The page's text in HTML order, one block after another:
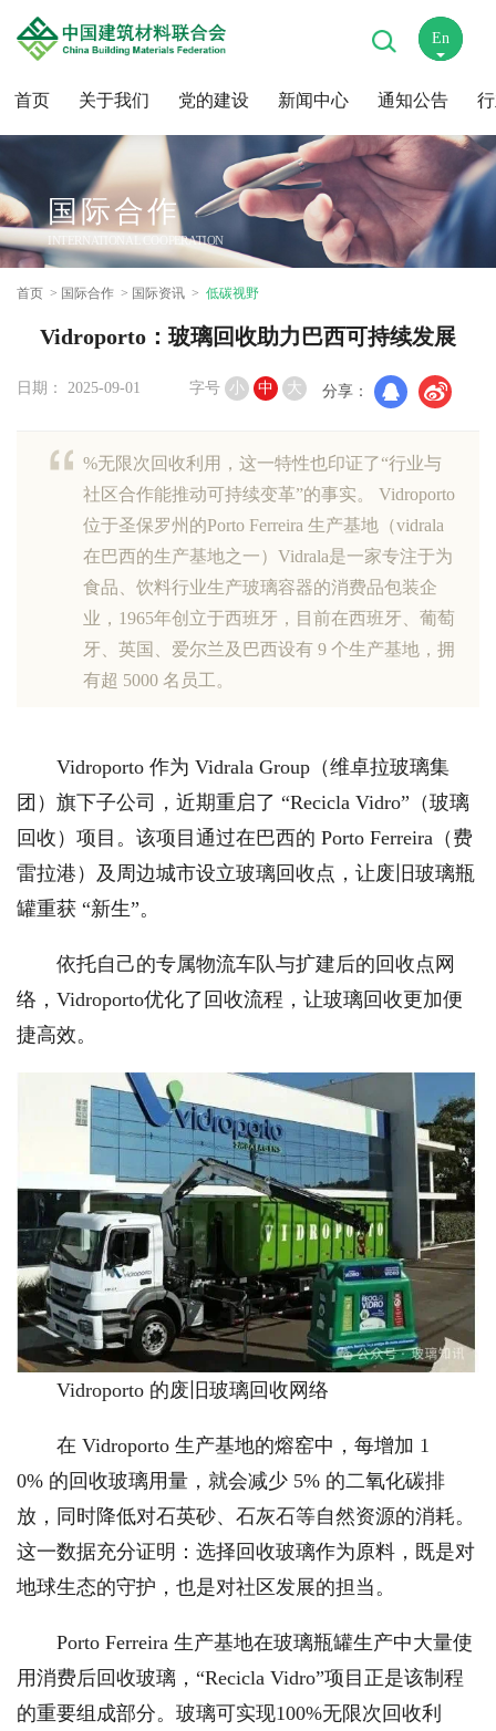
首页 关于我们 党的建设 新闻中心 通知公告
En
中
国际合作
INTERNATIONAL COOPERATION
首页 国际合作 国际资讯 低碳视野
Vidroporto：玻璃回收助力巴西可持续发展
日期： 2025-09-01 字号 小 中 大 分享：
%无限次回收利用，这一特性也印证了“行业与
社区合作能推动可持续变革”的事实。 Vidroporto
位于圣保罗州的Porto Ferreira 生产基地（vidrala
在巴西的生产基地之一）Vidrala是一家专注于为
食品、饮料行业生产玻璃容器的消费品包装企
业，1965年创立于西班牙，目前在西班牙、葡萄
牙、英国、爱尔兰及巴西设有 9 个生产基地，拥
有超 5000 名员工。
Vidroporto 作为 Vidrala Group（维卓拉玻璃集
团）旗下子公司，近期重启了 “Recicla Vidro”（玻璃
回收）项目。该项目通过在巴西的 Porto Ferreira（费
雷拉港）及周边城市设立玻璃回收点，让废旧玻璃瓶
罐重获 “新生”。
依托自己的专属物流车队与扩建后的回收点网
络，Vidroporto优化了回收流程，让玻璃回收更加便
捷高效。
Vidroporto 的废旧玻璃回收网络
在 Vidroporto 生产基地的熔窑中，每增加 1
0% 的回收玻璃用量，就会减少 5% 的二氧化碳排
放，同时降低对石英砂、石灰石等自然资源的消耗。
这一数据充分证明：选择回收玻璃作为原料，既是对
地球生态的守护，也是对社区发展的担当。
Porto Ferreira 生产基地在玻璃瓶罐生产中大量使
用消费后回收玻璃，“Recicla Vidro”项目正是该制程
的重要组成部分。玻璃可实现100%无限次回收利